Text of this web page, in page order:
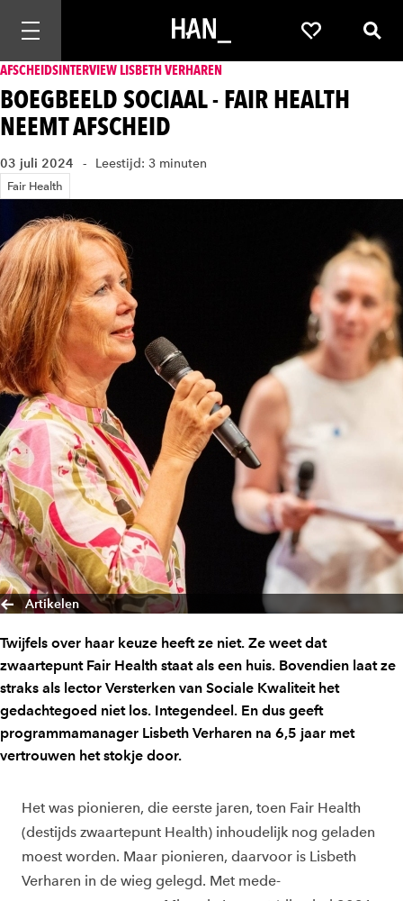
Mobiele navigatie openen Favorieten
AFSCHEIDSINTERVIEW LISBETH VERHAREN
BOEGBEELD SOCIAAL - FAIR HEALTH
NEEMT AFSCHEID
03 juli 2024 Leestijd: 3 minuten
Fair Health
Artikelen
Twijfels over haar keuze heeft ze niet. Ze weet dat
zwaartepunt Fair Health staat als een huis. Bovendien laat ze
straks als lector Versterken van Sociale Kwaliteit het
gedachtegoed niet los. Integendeel. En dus geeft
programmamanager Lisbeth Verharen na 6,5 jaar met
vertrouwen het stokje door.
Het was pionieren, die eerste jaren, toen Fair Health
(destijds zwaartepunt Health) inhoudelijk nog geladen
moest worden. Maar pionieren, daarvoor is Lisbeth
Verharen in de wieg gelegd. Met mede-